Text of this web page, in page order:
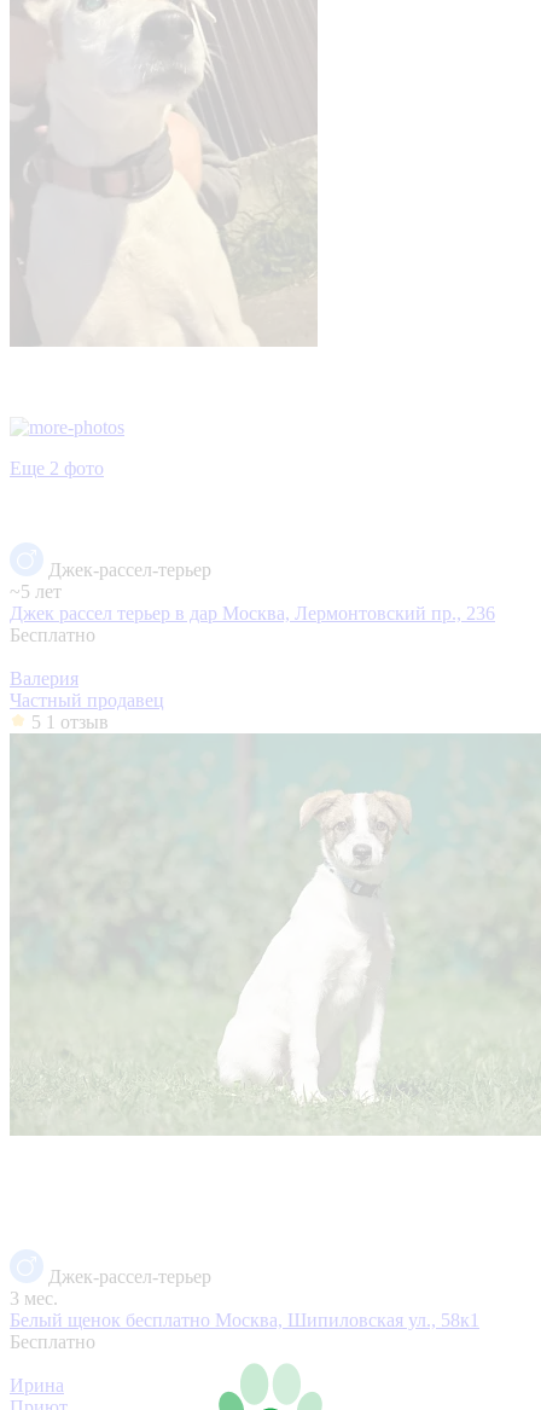
Еще 2 фото
Джек-рассел-терьер
~5 лет
Джек рассел терьер в дар Москва, Лермонтовский пр., 236
Бесплатно
Валерия
Частный продавец
5 1 отзыв
Джек-рассел-терьер
3 мес.
Белый щенок бесплатно Москва, Шипиловская ул., 58к1
Бесплатно
Ирина